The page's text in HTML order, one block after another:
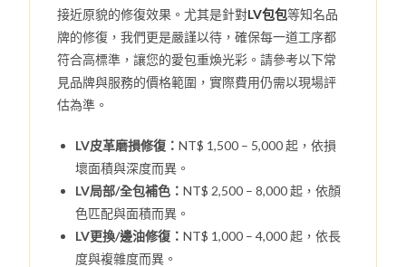
接近原貌的修復效果。尤其是針對LV包包等知名品
牌的修復，我們更是嚴謹以待，確保每一道工序都
符合高標準，讓您的愛包重煥光彩。請參考以下常
見品牌與服務的價格範圍，實際費用仍需以現場評
估為準。
LV皮革磨損修復：NT$ 1,500 – 5,000 起，依損
壞面積與深度而異。
LV局部/全包補色：NT$ 2,500 – 8,000 起，依顏
色匹配與面積而異。
LV更換/邊油修復：NT$ 1,000 – 4,000 起，依長
度與複雜度而異。